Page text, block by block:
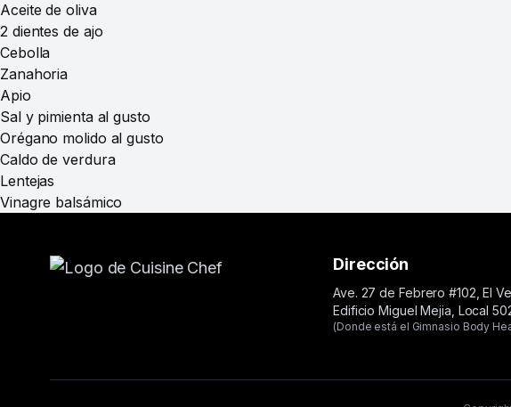
Aceite de oliva
2 dientes de ajo
Cebolla
Zanahoria
Apio
Sal y pimienta al gusto
Orégano molido al gusto
Caldo de verdura
Lentejas
Vinagre balsámico
Dirección
Ave. 27 de Febrero #102, El
Edificio Miguel Mejia, Local
(Donde está el Gimnasio Body